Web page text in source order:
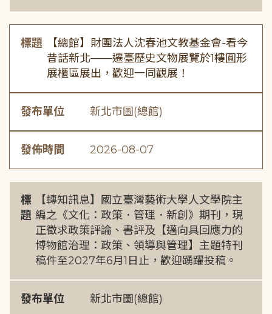
標題
【總館】財團法人沈春池文教基金會-看今
昔話新北——遷臺歷史文物展覽於1樓圓形
展櫃區展出，歡迎一同觀展！
發布單位 新北市圖(總館)
發佈時間 2026-08-07
標
題
【轉知訊息】國立臺灣藝術大學人文學院主
編之《文化：政策．管理．新創》期刊，現
正徵求政策評論、書評及【邁向具回應力的
博物館治理：政策、領導與管理】主題特刊
稿件至2027年6月1日止，歡迎踴躍投稿。
發布單位 新北市圖(總館)